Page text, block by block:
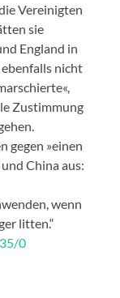
Vereinigten
sie
England in
nicht
Zustimmung
gegen »einen
China aus:
wenn
litten.“
0